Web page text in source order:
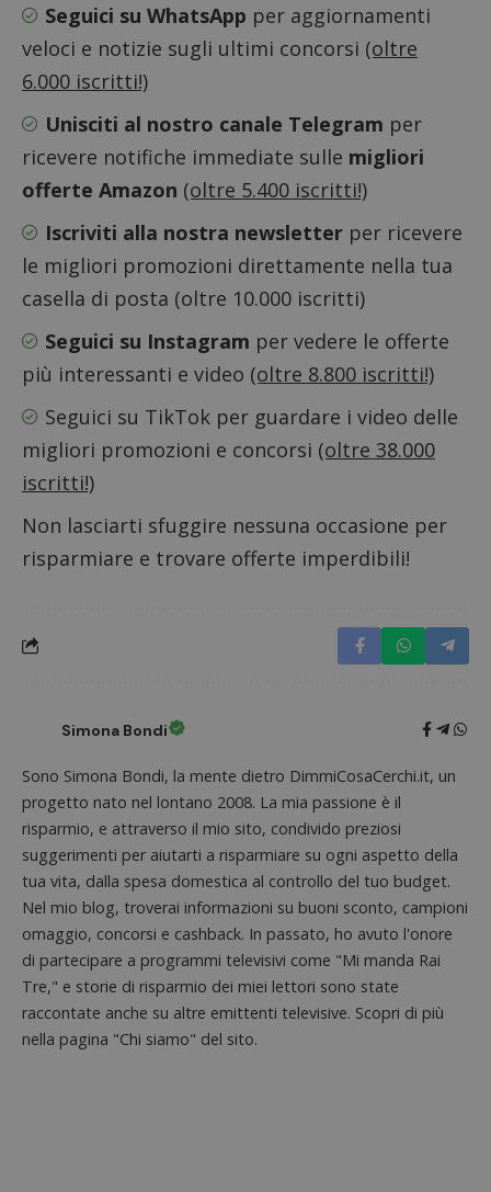
Seguici su WhatsApp per aggiornamenti
veloci e notizie sugli ultimi concorsi (oltre
6.000 iscritti!)
Unisciti al nostro canale Telegram per
ricevere notifiche immediate sulle migliori
offerte Amazon (oltre 5.400 iscritti!)
Iscriviti alla nostra newsletter per ricevere
le migliori promozioni direttamente nella tua
casella di posta (oltre 10.000 iscritti)
Seguici su Instagram per vedere le offerte
più interessanti e video (oltre 8.800 iscritti!)
Seguici su TikTok per guardare i video delle
migliori promozioni e concorsi (oltre 38.000
iscritti!)
Non lasciarti sfuggire nessuna occasione per
risparmiare e trovare offerte imperdibili!
Simona Bondi
Sono Simona Bondi, la mente dietro DimmiCosaCerchi.it, un
progetto nato nel lontano 2008. La mia passione è il
risparmio, e attraverso il mio sito, condivido preziosi
suggerimenti per aiutarti a risparmiare su ogni aspetto della
tua vita, dalla spesa domestica al controllo del tuo budget.
Nel mio blog, troverai informazioni su buoni sconto, campioni
omaggio, concorsi e cashback. In passato, ho avuto l'onore
di partecipare a programmi televisivi come "Mi manda Rai
Tre," e storie di risparmio dei miei lettori sono state
raccontate anche su altre emittenti televisive. Scopri di più
nella pagina "Chi siamo" del sito.